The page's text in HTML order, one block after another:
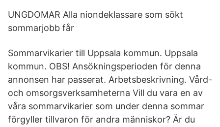
UNGDOMAR Alla niondeklassare som sökt
sommarjobb får
Sommarvikarier till Uppsala kommun. Uppsala
kommun. OBS! Ansökningsperioden för denna
annonsen har passerat. Arbetsbeskrivning. Vård-
och omsorgsverksamheterna Vill du vara en av
våra sommarvikarier som under denna sommar
förgyller tillvaron för andra människor? Är du